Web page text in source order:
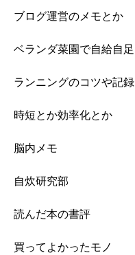
ブログ運営のメモとか
ベランダ菜園で自給自足
ランニングのコツや記録
時短とか効率化とか
脳内メモ
自炊研究部
読んだ本の書評
買ってよかったモノ